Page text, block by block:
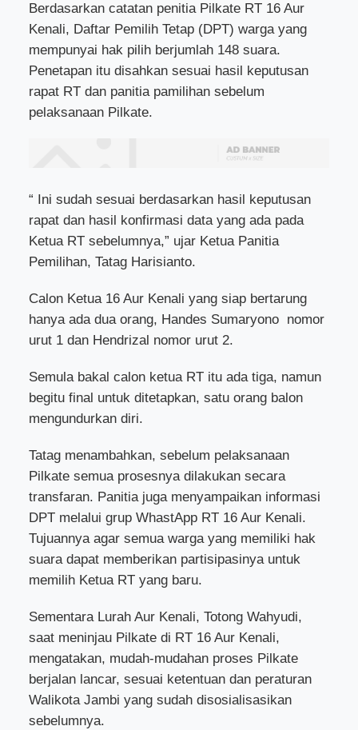
Berdasarkan catatan penitia Pilkate RT 16 Aur
Kenali, Daftar Pemilih Tetap (DPT) warga yang
mempunyai hak pilih berjumlah 148 suara.
Penetapan itu disahkan sesuai hasil keputusan
rapat RT dan panitia pamilihan sebelum
pelaksanaan Pilkate.
“ Ini sudah sesuai berdasarkan hasil keputusan
rapat dan hasil konfirmasi data yang ada pada
Ketua RT sebelumnya,” ujar Ketua Panitia
Pemilihan, Tatag Harisianto.
Calon Ketua 16 Aur Kenali yang siap bertarung
hanya ada dua orang, Handes Sumaryono nomor
urut 1 dan Hendrizal nomor urut 2.
Semula bakal calon ketua RT itu ada tiga, namun
begitu final untuk ditetapkan, satu orang balon
mengundurkan diri.
Tatag menambahkan, sebelum pelaksanaan
Pilkate semua prosesnya dilakukan secara
transfaran. Panitia juga menyampaikan informasi
DPT melalui grup WhastApp RT 16 Aur Kenali.
Tujuannya agar semua warga yang memiliki hak
suara dapat memberikan partisipasinya untuk
memilih Ketua RT yang baru.
Sementara Lurah Aur Kenali, Totong Wahyudi,
saat meninjau Pilkate di RT 16 Aur Kenali,
mengatakan, mudah-mudahan proses Pilkate
berjalan lancar, sesuai ketentuan dan peraturan
Walikota Jambi yang sudah disosialisasikan
sebelumnya.